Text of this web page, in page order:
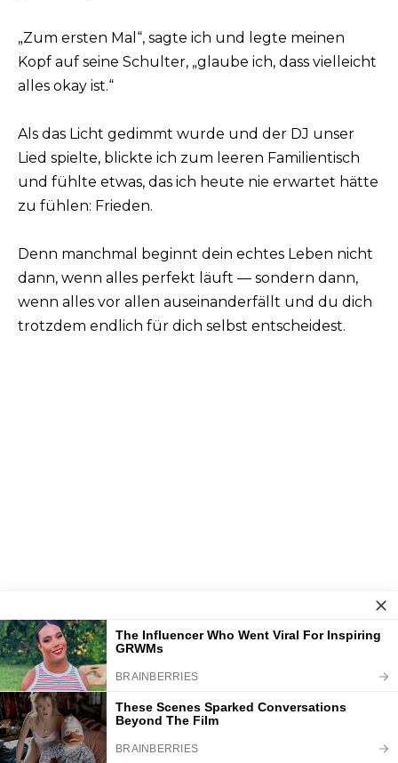
„Zum ersten Mal“, sagte ich und legte meinen
Kopf auf seine Schulter, „glaube ich, dass vielleicht
alles okay ist.“
Als das Licht gedimmt wurde und der DJ unser
Lied spielte, blickte ich zum leeren Familientisch
und fühlte etwas, das ich heute nie erwartet hätte
zu fühlen: Frieden.
Denn manchmal beginnt dein echtes Leben nicht
dann, wenn alles perfekt läuft — sondern dann,
wenn alles vor allen auseinanderfällt und du dich
trotzdem endlich für dich selbst entscheidest.